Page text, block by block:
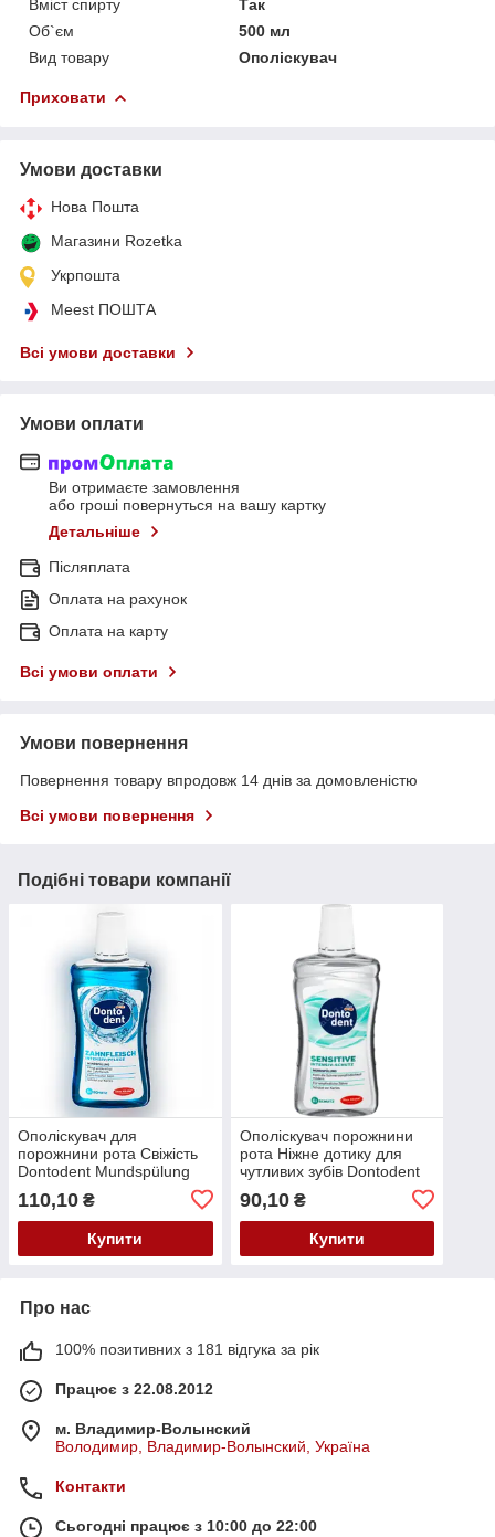
Вміст спирту
Так
Об`єм
500 мл
Вид товару
Ополіскувач
Приховати
Умови доставки
Нова Пошта
Магазини Rozetka
Укрпошта
Meest ПОШТА
Всі умови доставки
Умови оплати
Ви отримаєте замовлення
або гроші повернуться на вашу картку
Детальніше
Післяплата
Оплата на рахунок
Оплата на карту
Всі умови оплати
Умови повернення
Повернення товару впродовж 14 днів за домовленістю
Всі умови повернення
Подібні товари компанії
Ополіскувач для
порожнини рота Свіжість
Dontodent Mundspülung
110,10 ₴
Купити
Ополіскувач порожнини
рота Ніжне дотику для
чутливих зубів Dontodent
90,10₴
Купити
Про нас
100% позитивних з 181 відгука за рік
Працює з 22.08.2012
м. Владимир-Волынский
Володимир, Владимир-Волынский, Україна
Контакти
Сьогодні працює з 10:00 до 22:00